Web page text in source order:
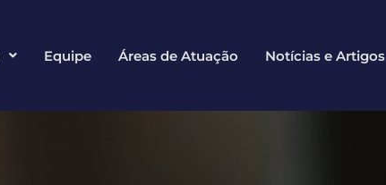
Equipe Áreas de Atuação Notícias e Artigos